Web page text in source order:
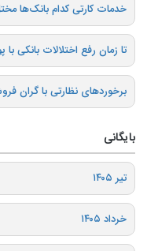
خدمات کارتی کدام بانک‌ها
تا زمان رفع اختلالات بانکی
برخوردهای نظارتی با گران
بایگانی
تیر ۱۴۰۵
خرداد ۱۴۰۵